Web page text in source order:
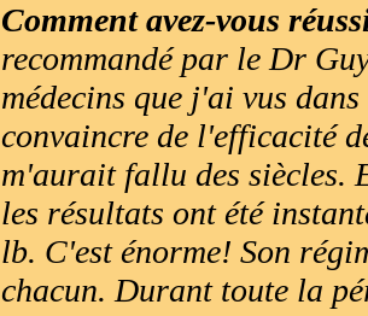
Comment avez-vous
recommandé par le Dr
médecins que j'ai vus
convaincre de l'efficacité
m'aurait fallu des siècles.
les résultats ont été
lb. C'est énorme! Son
chacun. Durant toute la